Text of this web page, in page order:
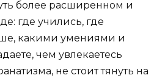
более расширенном и
где учились, где
какими умениями и
чем увлекаетесь
не стоит тянуть на